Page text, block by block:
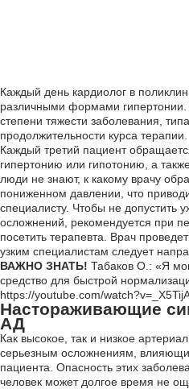
Каждый день кардиолог в
различными формами
степени тяжести заболевания,
продолжительности курса терапии.
Каждый третий пациент
гипертонию или гипотонию, а
люди не знают, к какому врачу
пониженном давлении, что
специалисту. Чтобы не допустить
осложнений, рекомендуется при
посетить терапевта. Врач
узким специалистам следует
ВАЖНО ЗНАТЬ! Табаков О.: «Я
средство для быстрой
https://youtube.com/
Настораживающие
АД
Как высокое, так и низкое
серьезным осложнениям,
пациента. Опасность этих
человек может долгое время не